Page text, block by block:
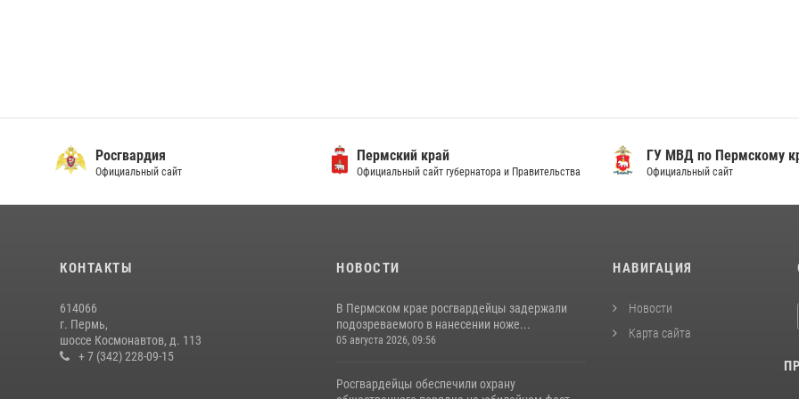
Росгвардия
Официальный сайт
Пермский край
Официальный сайт губернатора и Правительства
ГУ МВД по Пермскому
Официальный сайт
КОНТАКТЫ
614066
г. Пермь,
шоссе Космонавтов, д. 113
+ 7 (342) 228-09-15
НОВОСТИ
В Пермском крае росгвардейцы задержали
подозреваемого в нанесении ноже...
05 августа 2026, 09:56
Росгвардейцы обеспечили охрану
НАВИГАЦИЯ
Новости
Карта сайта